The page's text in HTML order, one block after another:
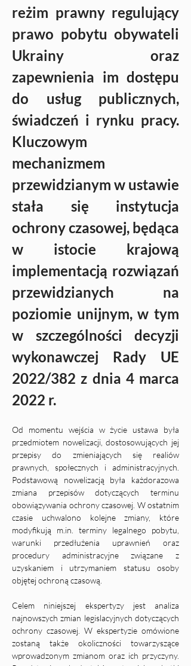
reżim prawny regulujący
prawo pobytu obywateli
Ukrainy oraz
zapewnienia im dostępu
do usług publicznych,
świadczeń i rynku pracy.
Kluczowym
mechanizmem
przewidzianym w ustawie
stała się instytucja
ochrony czasowej, będąca
w istocie krajową
implementacją rozwiązań
przewidzianych na
poziomie unijnym, w tym
w szczególności decyzji
wykonawczej Rady UE
2022/382 z dnia 4 marca
2022 r.
Od momentu wejścia w życie ustawa była
przedmiotem nowelizacji, dostosowujących jej
przepisy do zmieniających się realiów
prawnych, społecznych i administracyjnych.
Podstawową nowelizacją była każdorazowa
zmiana przepisów dotyczących terminu
obowiązywania ochrony czasowej. W ostatnim
czasie uchwalono kolejne zmiany, które
modyfikują m.in . terminy legalnego pobytu,
warunki przedłużenia uprawnień oraz
procedury administracyjne związane z
uzyskaniem i utrzymaniem statusu osoby
objętej ochroną czasową.
Celem niniejszej ekspertyzy jest analiza
najnowszych zmian legislacyjnych dotyczących
ochrony czasowej. W ekspertyzie omówione
zostaną także okoliczności towarzyszące
wprowadzonym zmianom oraz ich przyczyny.